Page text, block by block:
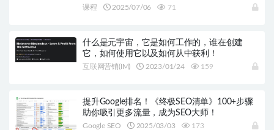
课程 2025/07/06 71
什么是元宇宙，它是如何工作的，谁在创建
它，如何使用它以及如何从中获利！
互联网营销(IM) 2023/01/24 159
提升Google排名！《终极SEO清单》100+步骤
助你吸引更多流量，成为SEO大师！
Google SEO 2025/03/03 173